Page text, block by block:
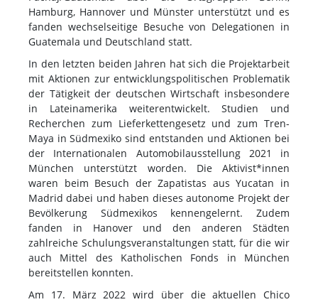
Hamburg, Hannover und Münster unterstützt und es
fanden wechselseitige Besuche von Delegationen in
Guatemala und Deutschland statt.
In den letzten beiden Jahren hat sich die Projektarbeit
mit Aktionen zur entwicklungspolitischen Problematik
der Tätigkeit der deutschen Wirtschaft insbesondere
in Lateinamerika weiterentwickelt. Studien und
Recherchen zum Lieferkettengesetz und zum Tren-
Maya in Südmexiko sind entstanden und Aktionen bei
der Internationalen Automobilausstellung 2021 in
München unterstützt worden. Die Aktivist*innen
waren beim Besuch der Zapatistas aus Yucatan in
Madrid dabei und haben dieses autonome Projekt der
Bevölkerung Südmexikos kennengelernt. Zudem
fanden in Hanover und den anderen Städten
zahlreiche Schulungsveranstaltungen statt, für die wir
auch Mittel des Katholischen Fonds in München
bereitstellen konnten.
Am 17. März 2022 wird über die aktuellen Chico